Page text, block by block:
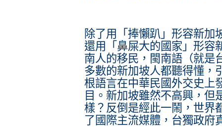
除了用「捧懶趴」形容新加
還用「鼻屎大的國家」形容
南人的移民，閩南語（就是
多數的新加坡人都聽得懂，
根語言在中華民國外交史上
目。新加坡雖然不高興，但
樣？反倒是經此一鬧，世界
了國際主流媒體，台獨政府